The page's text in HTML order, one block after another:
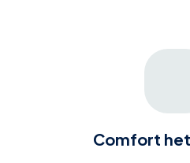
Comfort